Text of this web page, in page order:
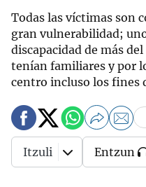
Todas las víctimas son
gran vulnerabilidad;
discapacidad de más
tenían familiares y por
centro incluso los fines
Itzuli Entzun